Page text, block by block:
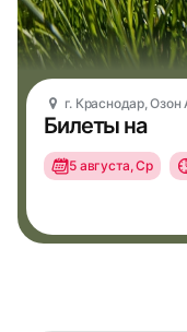
г. Краснодар, Озон
Билеты на
5 августа, Ср